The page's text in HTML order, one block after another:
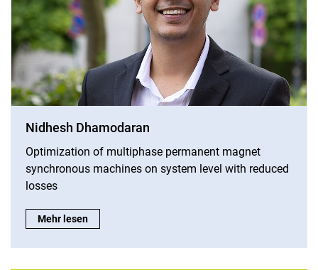
Nidhesh Dhamodaran
Optimization of multiphase permanent magnet
synchronous machines on system level with reduced
losses
Nidhesh Dhamodaran:
Mehr lesen